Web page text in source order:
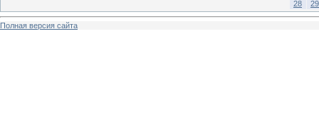
28 29
Полная версия сайта